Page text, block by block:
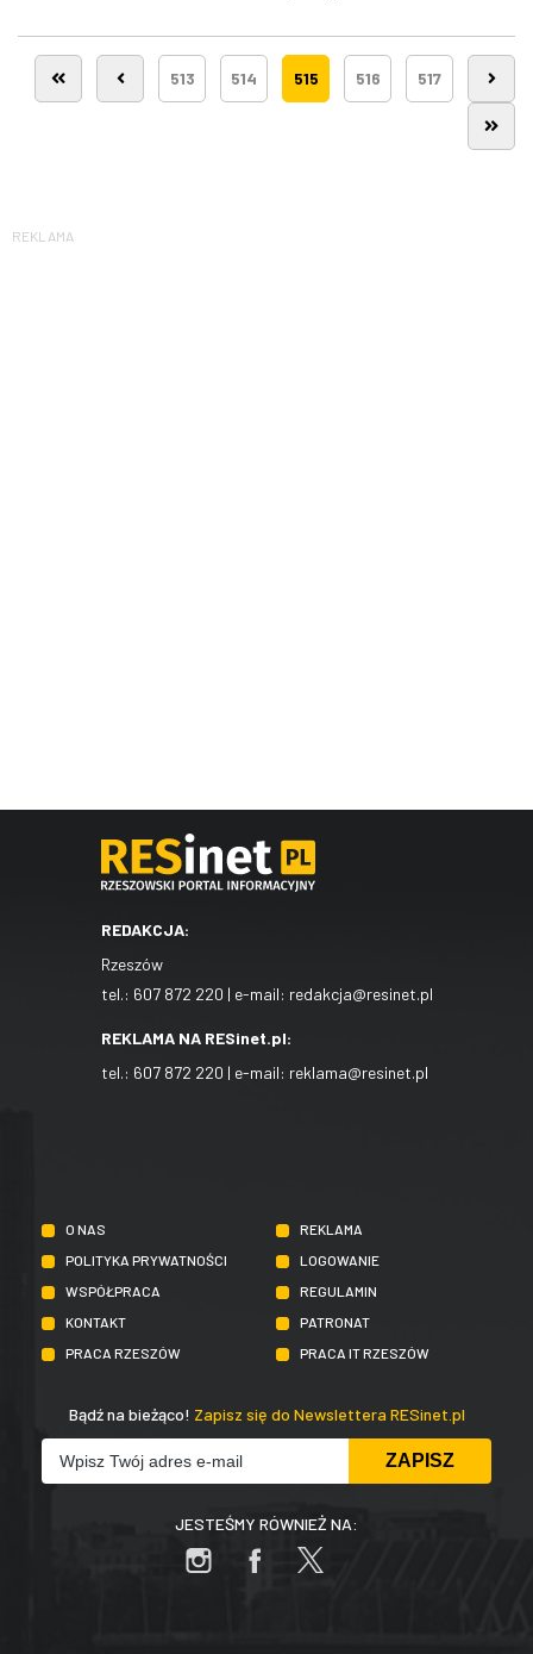
513 514 515 516 517
REKLAMA
REDAKCJA:
Rzeszów
tel.: 607 872 220 | e-mail: redakcja@resinet.pl
REKLAMA NA RESinet.pl:
tel.: 607 872 220 | e-mail: reklama@resinet.pl
O NAS
REKLAMA
POLITYKA PRYWATNOŚCI
LOGOWANIE
WSPÓŁPRACA
REGULAMIN
KONTAKT
PATRONAT
PRACA RZESZÓW
PRACA IT RZESZÓW
Bądź na bieżąco! Zapisz się do Newslettera RESinet.pl
JESTEŚMY RÓWNIEŻ NA: